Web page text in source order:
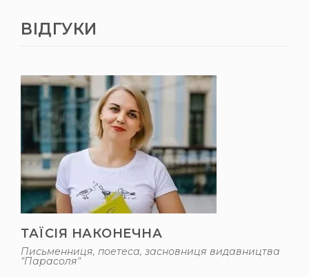
ВІДГУКИ
ТАЇСІЯ НАКОНЕЧНА
Письменниця, поетеса, засновниця видавництва
"Парасоля"